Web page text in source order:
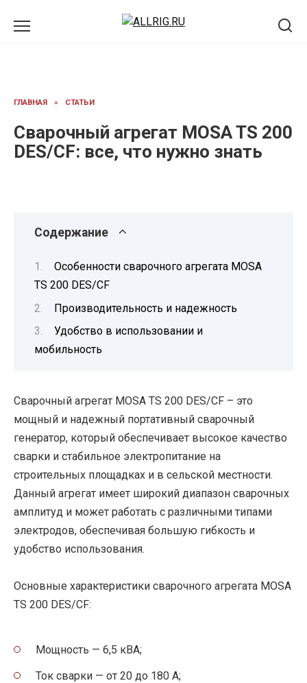
ГЛАВНАЯ » СТАТЬИ
Сварочный агрегат MOSA TS 200
DES/CF: все, что нужно знать
Содержание
Особенности сварочного агрегата MOSA
TS 200 DES/CF
Производительность и надежность
Удобство в использовании и
мобильность
Сварочный агрегат MOSA TS 200 DES/CF – это
мощный и надежный портативный сварочный
генератор, который обеспечивает высокое качество
сварки и стабильное электропитание на
строительных площадках и в сельской местности.
Данный агрегат имеет широкий диапазон сварочных
амплитуд и может работать с различными типами
электродов, обеспечивая большую гибкость и
удобство использования.
Основные характеристики сварочного агрегата MOSA
TS 200 DES/CF:
Мощность — 6,5 кВА;
Ток сварки — от 20 до 180 А;